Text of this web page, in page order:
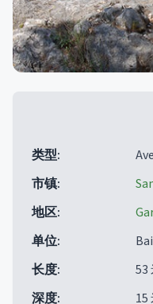
类型:
市镇:
地区:
单位:
长度:
53
深度:
15